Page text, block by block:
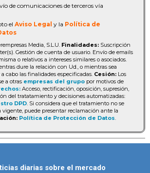
de comunicaciones de terceros vía
el Aviso Legal y la Política de
Media, S.L.U. Finalidades: Suscripción
Gestión de cuenta de usuario. Envío de emails
o relativos a intereses similares o asociados.
dure la relación con Ud., o mientras sea
cabo las finalidades especificadas. Cesión: Los
a otras empresas del grupo por motivos de
Acceso, rectificación, oposición, supresión,
del tratatamiento y decisiones automatizadas:
DPD. Si considera que el tratamiento no se
vigente, puede presentar reclamación ante la
Política de Protección de Datos.
diarias sobre el mercado